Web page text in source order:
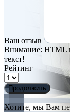
Ваш отзыв
Внимание: HTML
текст!
Рейтинг
Продолжить
Хотите, мы Вам